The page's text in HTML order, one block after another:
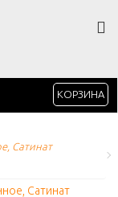
КОРЗИНА
Сатинат